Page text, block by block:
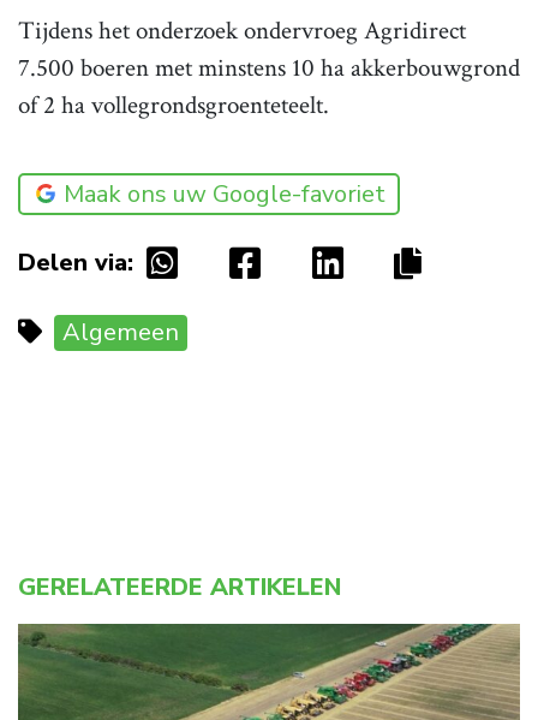
Tijdens het onderzoek ondervroeg Agridirect
7.500 boeren met minstens 10 ha akkerbouwgrond
of 2 ha vollegrondsgroenteteelt.
Maak ons uw Google-favoriet
Delen via:
Algemeen
GERELATEERDE ARTIKELEN